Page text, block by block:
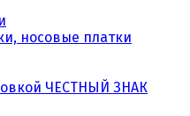
носовые платки
ЧЕСТНЫЙ ЗНАК